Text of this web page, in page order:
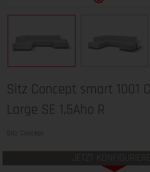
Sitz Concept smart 1001
Large SE 1,5Aho R
Sitz Concept
JETZT